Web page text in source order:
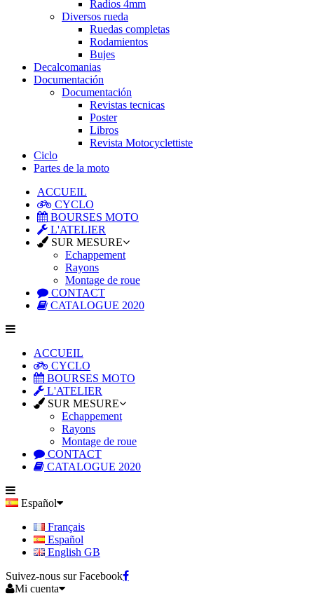
Radios 4mm
Diversos rueda
Ruedas completas
Rodamientos
Bujes
Decalcomanias
Documentación
Documentación
Revistas tecnicas
Poster
Libros
Revista Motocyclettiste
Ciclo
Partes de la moto
ACCUEIL
CYCLO
BOURSES MOTO
L'ATELIER
SUR MESURE
Echappement
Rayons
Montage de roue
CONTACT
CATALOGUE 2020
ACCUEIL
CYCLO
BOURSES MOTO
L'ATELIER
SUR MESURE
Echappement
Rayons
Montage de roue
CONTACT
CATALOGUE 2020
Español
Français
Español
English GB
Suivez-nous sur Facebook
Mi cuenta